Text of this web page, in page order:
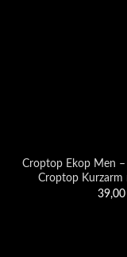
Croptop Ekop Men –
Croptop Kurzarm
39,00